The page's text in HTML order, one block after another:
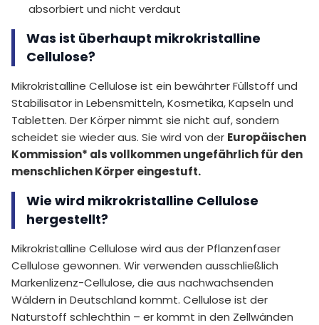
absorbiert und nicht verdaut
Was ist überhaupt mikrokristalline
Cellulose?
Mikrokristalline Cellulose ist ein bewährter Füllstoff und
Stabilisator in Lebensmitteln, Kosmetika, Kapseln und
Tabletten. Der Körper nimmt sie nicht auf, sondern
scheidet sie wieder aus. Sie wird von der Europäischen
Kommission* als vollkommen ungefährlich für den
menschlichen Körper eingestuft.
Wie wird mikrokristalline Cellulose
hergestellt?
Mikrokristalline Cellulose wird aus der Pflanzenfaser
Cellulose gewonnen. Wir verwenden ausschließlich
Markenlizenz-Cellulose, die aus nachwachsenden
Wäldern in Deutschland kommt. Cellulose ist der
Naturstoff schlechthin – er kommt in den Zellwänden